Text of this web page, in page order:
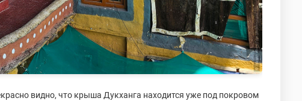
видно, что крыша Дукханга находится уже под покровом